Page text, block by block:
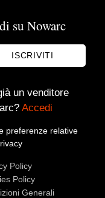
policy*.
ultime novità.
su Nowarc
ISCRIVITI
un venditore
Accedi
preferenze relative
Policy
Policy
Generali